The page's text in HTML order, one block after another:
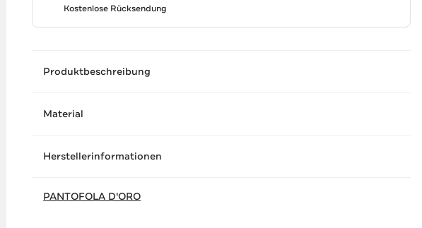
Kostenlose Rücksendung
Produktbeschreibung
Material
Herstellerinformationen
PANTOFOLA D'ORO